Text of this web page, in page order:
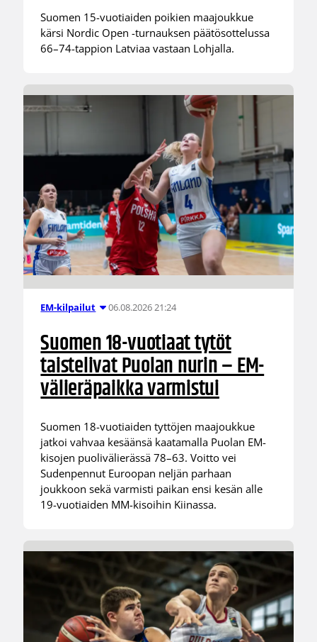
Suomen 15-vuotiaiden poikien maajoukkue
kärsi Nordic Open -turnauksen päätösottelussa
66–74-tappion Latviaa vastaan Lohjalla.
EM-kilpailut 06.08.2026 21:24
Suomen 18-vuotiaat tytöt
taistelivat Puolan nurin – EM-
välieräpaikka varmistui
Suomen 18-vuotiaiden tyttöjen maajoukkue
jatkoi vahvaa kesäänsä kaatamalla Puolan EM-
kisojen puolivälierässä 78–63. Voitto vei
Sudenpennut Euroopan neljän parhaan
joukkoon sekä varmisti paikan ensi kesän alle
19-vuotiaiden MM-kisoihin Kiinassa.